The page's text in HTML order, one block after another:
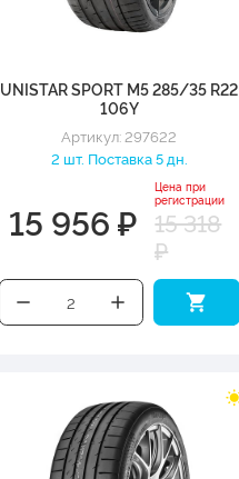
UNISTAR SPORT M5 285/35 R22
106Y
Артикул: 297622
2 шт. Поставка 5 дн.
15 956 ₽
Цена при
регистрации
15 318
₽